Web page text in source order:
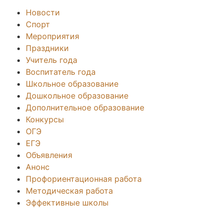
Новости
Спорт
Мероприятия
Праздники
Учитель года
Воспитатель года
Школьное образование
Дошкольное образование
Дополнительное образование
Конкурсы
ОГЭ
ЕГЭ
Объявления
Анонс
Профориентационная работа
Методическая работа
Эффективные школы